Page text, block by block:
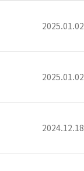
2025.01.02
2025.01.02
2024.12.18